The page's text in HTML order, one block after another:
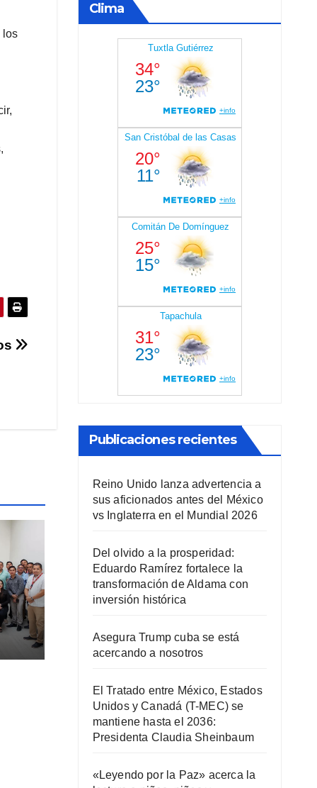
los
Clima
Publicaciones recientes
Reino Unido lanza advertencia a
sus aficionados antes del México
vs Inglaterra en el Mundial 2026
Del olvido a la prosperidad:
Eduardo Ramírez fortalece la
transformación de Aldama con
inversión histórica
Asegura Trump cuba se está
acercando a nosotros
El Tratado entre México, Estados
Unidos y Canadá (T-MEC) se
mantiene hasta el 2036:
Presidenta Claudia Sheinbaum
«Leyendo por la Paz» acerca la